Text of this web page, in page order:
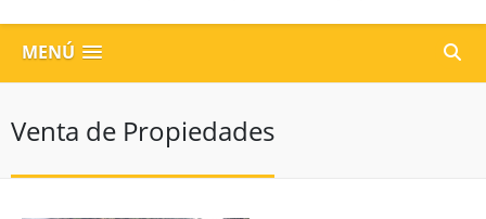
MENÚ
Venta de Propiedades